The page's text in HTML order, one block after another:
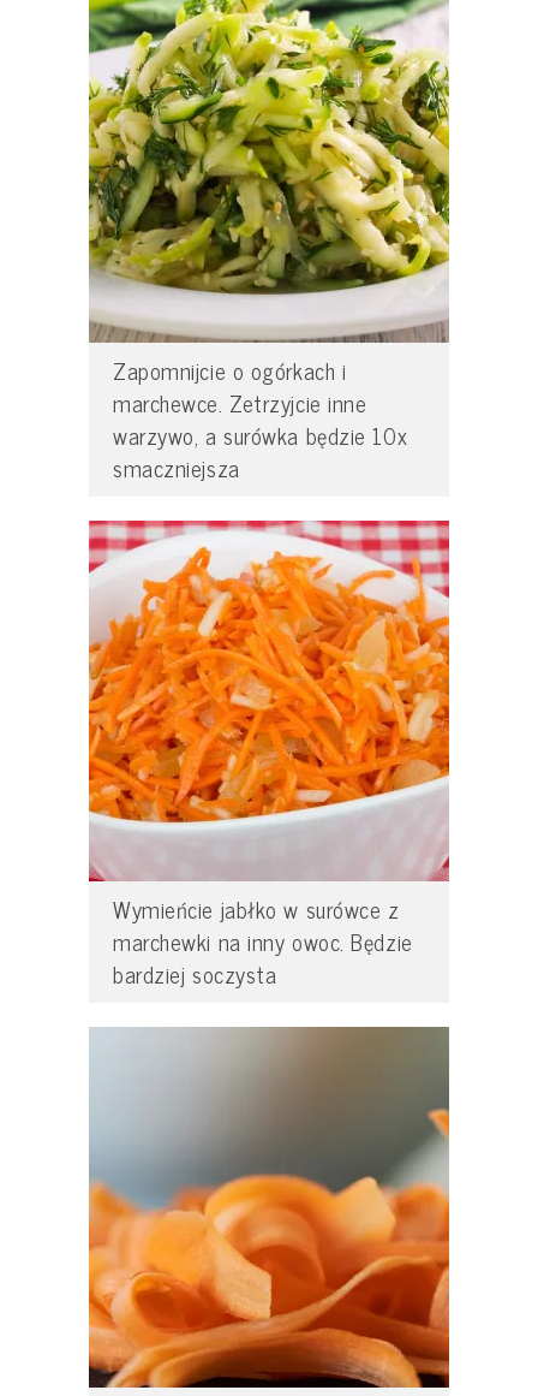
Zapomnijcie o ogórkach i
marchewce. Zetrzyjcie inne
warzywo, a surówka będzie 10x
smaczniejsza
Wymieńcie jabłko w surówce z
marchewki na inny owoc. Będzie
bardziej soczysta